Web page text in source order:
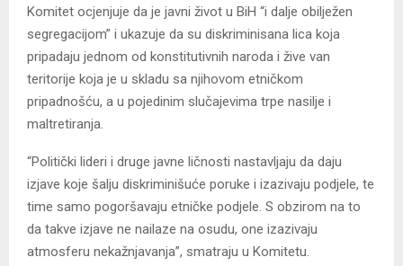
Komitet ocjenjuje da je javni život u BiH “i dalje obilježen
segregacijom” i ukazuje da su diskriminisana lica koja
pripadaju jednom od konstitutivnih naroda i žive van
teritorije koja je u skladu sa njihovom etničkom
pripadnošću, a u pojedinim slučajevima trpe nasilje i
maltretiranja.
“Politički lideri i druge javne ličnosti nastavljaju da daju
izjave koje šalju diskriminišuće poruke i izazivaju podjele, te
time samo pogoršavaju etničke podjele. S obzirom na to
da takve izjave ne nailaze na osudu, one izazivaju
atmosferu nekažnjavanja”, smatraju u Komitetu.